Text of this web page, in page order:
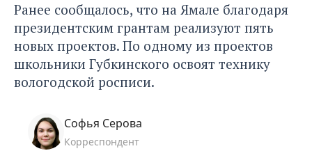
Ранее сообщалось, что на Ямале благодаря
президентским грантам реализуют пять
новых проектов. По одному из проектов
школьники Губкинского освоят технику
вологодской росписи.
Софья Серова
Корреспондент